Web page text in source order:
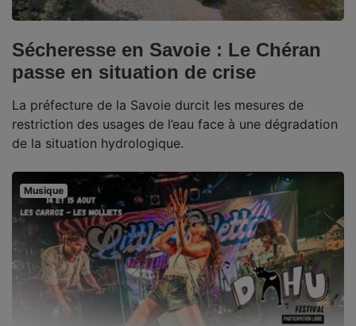
Sécheresse en Savoie : Le Chéran
passe en situation de crise
La préfecture de la Savoie durcit les mesures de
restriction des usages de l’eau face à une dégradation
de la situation hydrologique.
Musique